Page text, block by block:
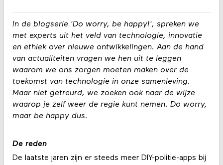
In de blogserie 'Do worry, be happy!', spreken we
met experts uit het veld van technologie, innovatie
en ethiek over nieuwe ontwikkelingen. Aan de hand
van actualiteiten vragen we hen uit te leggen
waarom we ons zorgen moeten maken over de
toekomst van technologie in onze samenleving.
Maar niet getreurd, we zoeken ook naar de wijze
waarop je zelf weer de regie kunt nemen. Do worry,
maar be happy dus.
De reden
De laatste jaren zijn er steeds meer DIY-politie-apps bij